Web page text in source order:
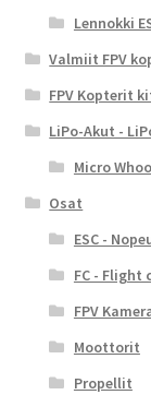
Lennokki
Valmiit FPV
FPV Kopterit
LiPo-Akut -
Micro
Osat
ESC -
FC - Flight
FPV
Moottorit
Propellit